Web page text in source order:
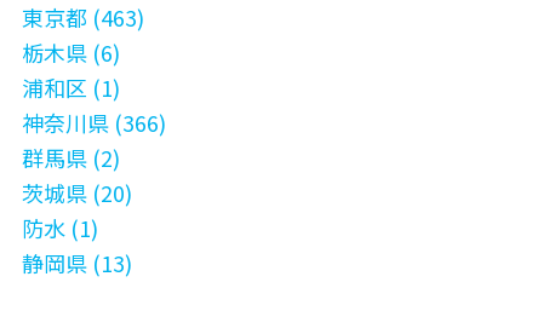
東京都 (463)
栃木県 (6)
浦和区 (1)
神奈川県 (366)
群馬県 (2)
茨城県 (20)
防水 (1)
静岡県 (13)